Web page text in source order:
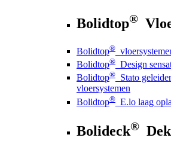
Bolidtop®
Bolidtop®
Bolidtop® Design
Bolidtop® Stato
vloersystemen
Bolidtop® E.lo laag
Bolideck®